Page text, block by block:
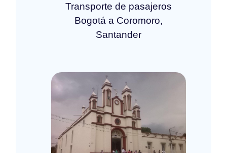
Transporte de pasajeros
Bogotá a Coromoro,
Santander